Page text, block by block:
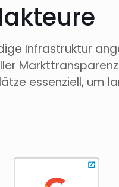
Infrastruktur
essenziell, um